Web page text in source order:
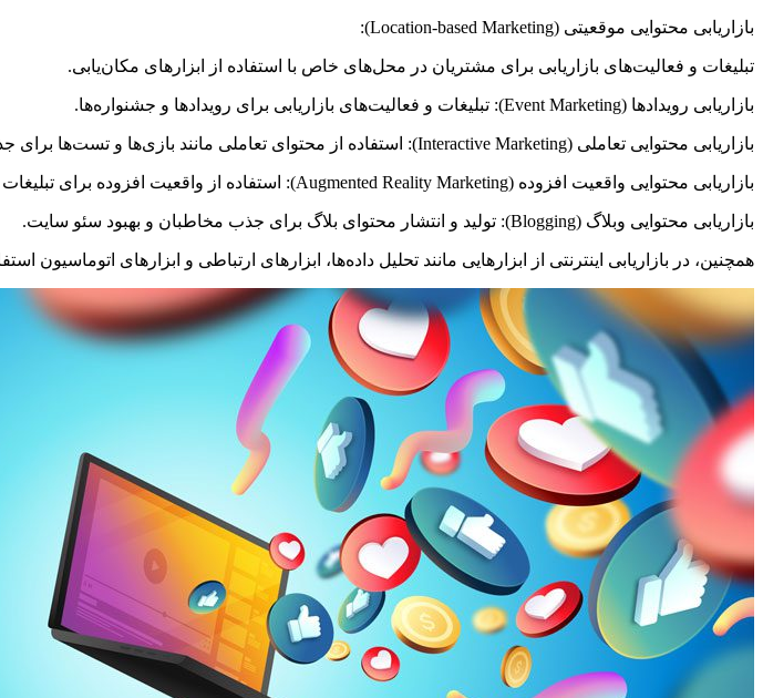
بازاریابی محتوایی موقعیتی (Location-based Marketing):
تبلیغات و فعالیت‌های بازاریابی برای مشتریان در محل‌های خاص با استفاده از ابزارهای مکان‌یابی.
بازاریابی رویدادها (Event Marketing): تبلیغات و فعالیت‌های بازاریابی برای رویدادها و جشنواره‌ها.
بازاریابی محتوایی تعاملی (Interactive Marketing): استفاده از محتوای تعاملی مانند بازی‌ها و تست‌ها برای جذب مخاطبان و افزایش تعامل با آن‌ها.
بازاریابی محتوایی واقعیت افزوده (Augmented Reality Marketing): استفاده از واقعیت افزوده برای تبلیغات و تجربه کاربری بهتر.
بازاریابی محتوایی وبلاگ (Blogging): تولید و انتشار محتوای بلاگ برای جذب مخاطبان و بهبود سئو سایت.
همچنین، در بازاریابی اینترنتی از ابزارهایی مانند تحلیل داده‌ها، ابزارهای ارتباطی و ابزارهای اتوماسیون